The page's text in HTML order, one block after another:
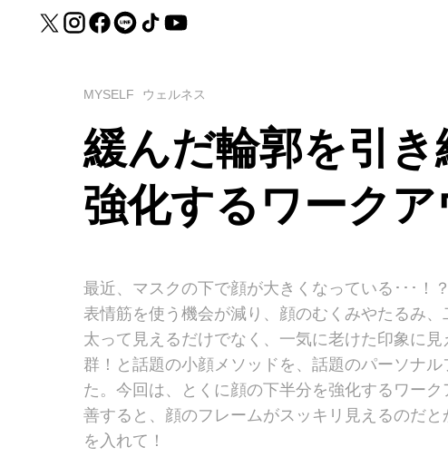
MYSELF ウェルネス
緩んだ輪郭を引
強化するワークア
最近、マスクの下で顔が大きくなっている･･･！
表情筋を使う機会が減り、顔のむくみやたるみ
太って見えるだけでなく、一気に老けた印象に
群！と話題の小顔メソッドを、話題のパーソナ
た。今回は、とくに顔の下半分を強化するワー
善すると、顔のフレームがスッキリ見えるのだ
を入れて！